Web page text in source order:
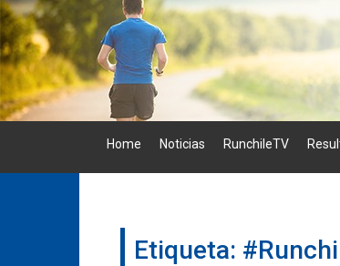
Skip
to
content
Home Noticias RunchileTV
Etiqueta: